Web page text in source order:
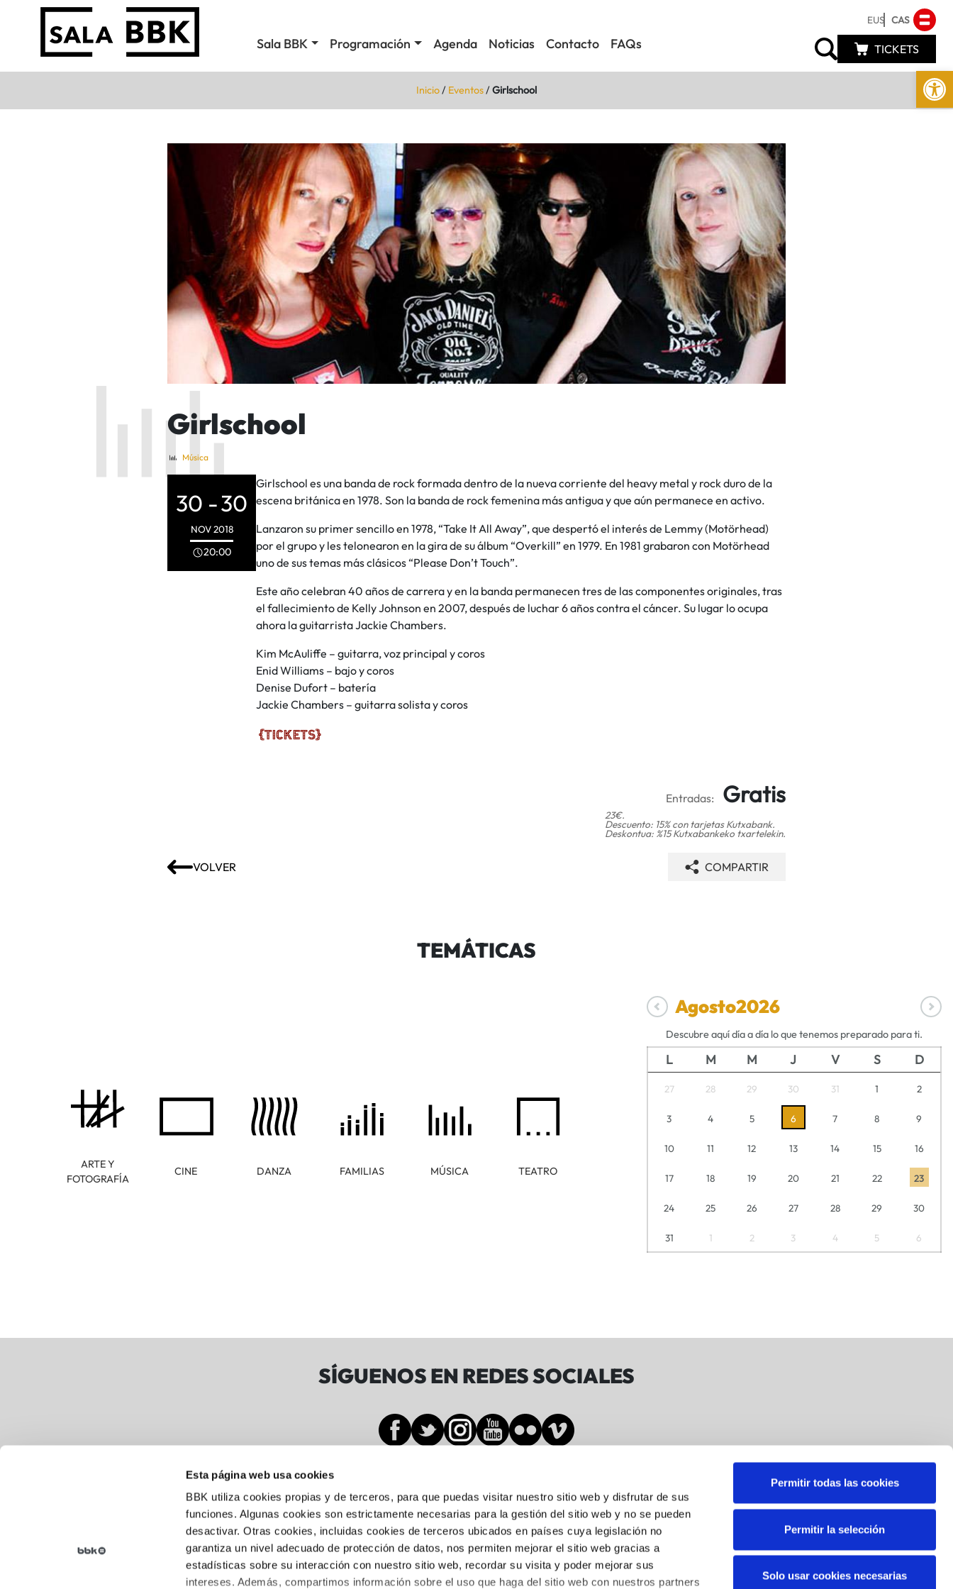
Esta página web usa cookies
BBK utiliza cookies propias y de terceros, para que puedas visitar nuestro sitio web y disfrutar de sus
funciones. Algunas cookies son estrictamente necesarias para la gestión del sitio web y no se pueden
desactivar. Otras cookies, incluidas cookies de terceros ubicados en países cuya legislación no
garantiza un nivel adecuado de protección de datos, nos permiten mejorar el sitio web gracias a
estadísticas sobre su interacción con nuestro sitio web, recordar su visita y poder mejorar sus
intereses. Además, compartimos información sobre el uso que haga del sitio web con nuestros partners
Permitir todas las cookies
Permitir la selección
Solo usar cookies necesarias
Abrir
Sala BBK Programación Agenda Noticias Contacto FAQs
EUS CAS
TICKETS
Inicio/ Eventos/Girlschool
Girlschool
Música
30 -30
NOV2018
20:00
Girlschool es una banda de rock formada dentro de la nueva corriente del heavy metal y rock duro de la
escena británica en 1978. Son la banda de rock femenina más antigua y que aún permanece en activo.
Lanzaron su primer sencillo en 1978, “Take It All Away”, que despertó el interés de Lemmy (Motörhead)
por el grupo y les telonearon en la gira de su álbum “Overkill” en 1979. En 1981 grabaron con Motörhead
uno de sus temas más clásicos “Please Don’t Touch”.
Este año celebran 40 años de carrera y en la banda permanecen tres de las componentes originales, tras
el fallecimiento de Kelly Johnson en 2007, después de luchar 6 años contra el cáncer. Su lugar lo ocupa
ahora la guitarrista Jackie Chambers.
Kim McAuliffe – guitarra, voz principal y coros
Enid Williams – bajo y coros
Denise Dufort – batería
Jackie Chambers – guitarra solista y coros
Entradas: Gratis
23€.
Descuento: 15% con tarjetas Kutxabank.
Deskontua: %15 Kutxabankeko txartelekin.
VOLVER COMPARTIR
TEMÁTICAS
ARTE Y
FOTOGRAFÍA
CINE DANZA FAMILIAS MÚSICA TEATRO
Agosto2026
Descubre aquí día a día lo que tenemos preparado para ti.
L M M J V S D
27 28 29 30 31 1 2
3 4 5 6 7 8 9
10 11 12 13 14 15 16
17 18 19 20 21 22 23
24 25 26 27 28 29 30
31 1 2 3 4 5 6
SÍGUENOS EN REDES SOCIALES
Sala BBK
Gran Vía de Don Diego López de Haro, 19-21
Abando, 48001 Bilbo, Bizkaia
944 05 88 24
Suscríbete a nuestra newsletter
Correo*
Al suscribirse, usted consiente el tratamiento de sus datos
personales. Sus datos serán tratados por BBK para el envío